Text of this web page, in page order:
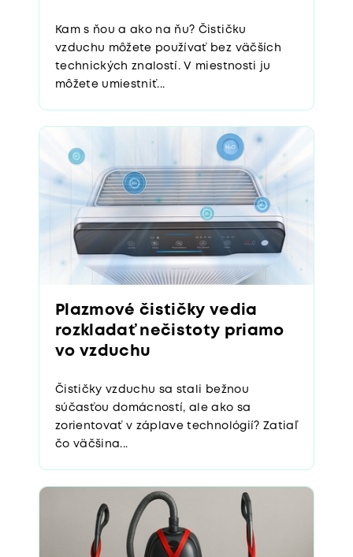
Kam s ňou a ako na ňu? Čističku
vzduchu môžete používať bez väčších
technických znalostí. V miestnosti ju
môžete umiestniť...
Plazmové čističky vedia
rozkladať nečistoty priamo
vo vzduchu
Čističky vzduchu sa stali bežnou
súčasťou domácností, ale ako sa
zorientovať v záplave technológií? Zatiaľ
čo väčšina...